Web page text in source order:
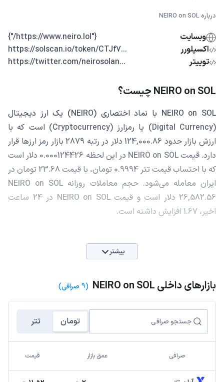
درباره NEIRO on SOL
وبسایت
{"https://www.neiro.lol/"}
اکسپلورر
...https://solscan.io/token/CTJf7
توییتر
...https://twitter.com/neirosolan
NEIRO on SOL چیست؟
NEIRO on SOL با نماد اختصاری (NEIRO) یک ارز دیجیتال
(Digital Currency) یا رمزارز (Cryptocurrency) است که با
ارزش بازار حدود 124,000.86 دلار در رتبه 2879 بازار رمز ارزها قرار
دارد. قیمت NEIRO on SOL در این لحظه 0.000124426 دلار است
که با احتساب قیمت تتر 0.9994 تومان، با قیمت 23.68 تومان در
ایران معامله می‌شود. حجم معاملات روزانه NEIRO on SOL
26,582.56 دلار است و قیمت NEIRO on SOL در 24 ساعت
اخیر، 1.67 افزایش داشته است.
بیشتر
بازارهای داخلی NEIRO on SOL (9 صرافی)
تومان تتر
صرافی عمق بازار قیمت